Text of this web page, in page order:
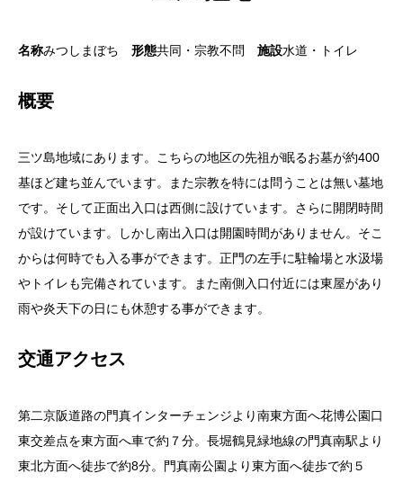
名称みつしまぼち 形態共同・宗教不問 施設水道・トイレ
概要
三ツ島地域にあります。こちらの地区の先祖が眠るお墓が約400
基ほど建ち並んでいます。また宗教を特には問うことは無い墓地
です。そして正面出入口は西側に設けています。さらに開閉時間
が設けています。しかし南出入口は開園時間がありません。そこ
からは何時でも入る事ができます。正門の左手に駐輪場と水汲場
やトイレも完備されています。また南側入口付近には東屋があり
雨や炎天下の日にも休憩する事ができます。
交通アクセス
第二京阪道路の門真インターチェンジより南東方面へ花博公園口
東交差点を東方面へ車で約７分。長堀鶴見緑地線の門真南駅より
東北方面へ徒歩で約8分。門真南公園より東方面へ徒歩で約５